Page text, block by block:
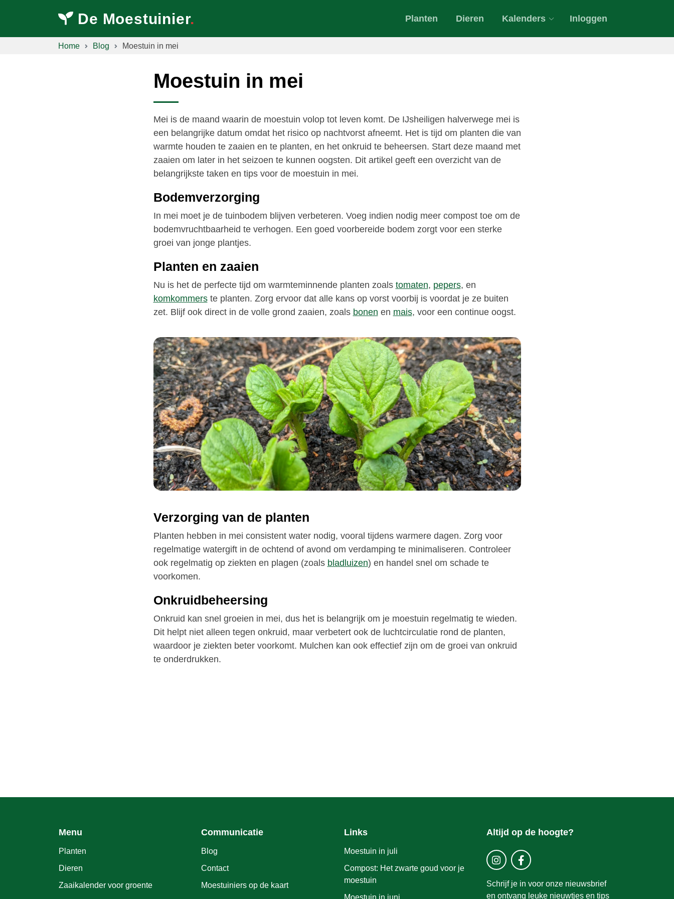
De Moestuinier. Planten Dieren Kalenders Inloggen
Home Blog Moestuin in mei
Moestuin in mei
Mei is de maand waarin de moestuin volop tot leven komt. De IJsheiligen halverwege mei is
een belangrijke datum omdat het risico op nachtvorst afneemt. Het is tijd om planten die van
warmte houden te zaaien en te planten, en het onkruid te beheersen. Start deze maand met
zaaien om later in het seizoen te kunnen oogsten. Dit artikel geeft een overzicht van de
belangrijkste taken en tips voor de moestuin in mei.
Bodemverzorging
In mei moet je de tuinbodem blijven verbeteren. Voeg indien nodig meer compost toe om de
bodemvruchtbaarheid te verhogen. Een goed voorbereide bodem zorgt voor een sterke
groei van jonge plantjes.
Planten en zaaien
Nu is het de perfecte tijd om warmteminnende planten zoals tomaten, pepers, en
komkommerste planten. Zorg ervoor dat alle kans op vorst voorbij is voordat je ze buiten
zet. Blijf ook direct in de volle grond zaaien, zoals bonen en mais, voor een continue oogst.
Verzorging van de planten
Planten hebben in mei consistent water nodig, vooral tijdens warmere dagen. Zorg voor
regelmatige watergift in de ochtend of avond om verdamping te minimaliseren. Controleer
ook regelmatig op ziekten en plagen (zoals bladluizen) en handel snel om schade te
voorkomen.
Onkruidbeheersing
Onkruid kan snel groeien in mei, dus het is belangrijk om je moestuin regelmatig te wieden.
Dit helpt niet alleen tegen onkruid, maar verbetert ook de luchtcirculatie rond de planten,
waardoor je ziekten beter voorkomt. Mulchen kan ook effectief zijn om de groei van onkruid
te onderdrukken.
Menu
Planten
Dieren
Zaaikalender voor groente
Communicatie
Blog
Contact
Moestuiniers op de kaart
Links
Moestuin in juli
Compost: Het zwarte goud voor je
moestuin
Moestuin in juni
Altijd op de hoogte?
Schrijf je in voor onze nieuwsbrief
en ontvang leuke nieuwtjes en tips